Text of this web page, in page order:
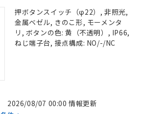
押ボタンスイッチ（φ22）, 非照光,
金属ベゼル, きのこ形, モーメンタ
リ, ボタンの色: 黄（不透明）, IP66,
ねじ端子台, 接点構成: NO/-/NC
2026/08/07 00:00 情報更新